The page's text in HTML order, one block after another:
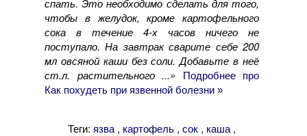
спать. Это необходимо сделать для того,
чтобы в желудок, кроме картофельного
сока в течение 4-х часов ничего не
поступало. На завтрак сварите себе 200
мл овсяной каши без соли. Добавьте в неё
ст.л. растительного ...»
Подробнее про
Как похудеть при язвенной болезни »
Теги: язва , картофель , сок , каша ,